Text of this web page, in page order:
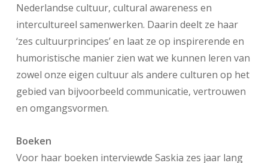
Nederlandse cultuur, cultural awareness en
intercultureel samenwerken. Daarin deelt ze haar
‘zes cultuurprincipes’ en laat ze op inspirerende en
humoristische manier zien wat we kunnen leren van
zowel onze eigen cultuur als andere culturen op het
gebied van bijvoorbeeld communicatie, vertrouwen
en omgangsvormen.
Boeken
Voor haar boeken interviewde Saskia zes jaar lang